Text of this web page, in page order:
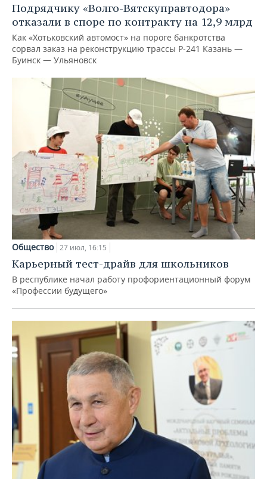
Подрядчику «Волго-Вятскуправтодора»
отказали в споре по контракту на 12,9 млрд
Как «Хотьковский автомост» на пороге банкротства
сорвал заказ на реконструкцию трассы Р‑241 Казань —
Буинск — Ульяновск
Общество 27 июл, 16:15
Карьерный тест-драйв для школьников
В республике начал работу профориентационный форум
«Профессии будущего»